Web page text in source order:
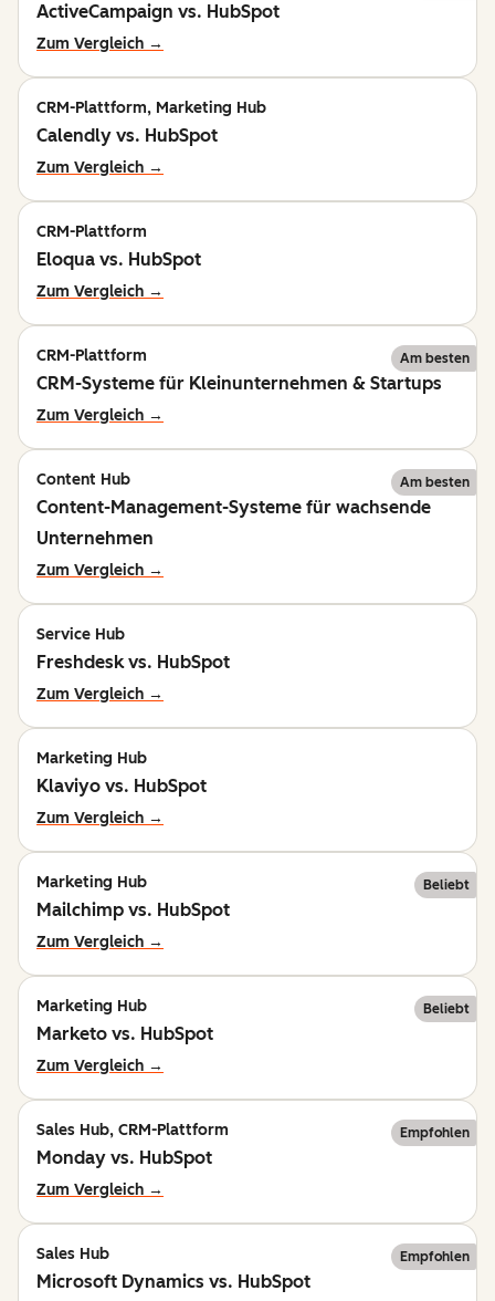
ActiveCampaign vs. HubSpot
Zum Vergleich →
CRM-Plattform, Marketing Hub
Calendly vs. HubSpot
Zum Vergleich →
CRM-Plattform
Eloqua vs. HubSpot
Zum Vergleich →
CRM-Plattform Am besten
CRM-Systeme für Kleinunternehmen & Startups
Zum Vergleich →
Content Hub Am besten
Content-Management-Systeme für wachsende
Unternehmen
Zum Vergleich →
Service Hub
Freshdesk vs. HubSpot
Zum Vergleich →
Marketing Hub
Klaviyo vs. HubSpot
Zum Vergleich →
Marketing Hub Beliebt
Mailchimp vs. HubSpot
Zum Vergleich →
Marketing Hub Beliebt
Marketo vs. HubSpot
Zum Vergleich →
Sales Hub, CRM-Plattform Empfohlen
Monday vs. HubSpot
Zum Vergleich →
Sales Hub Empfohlen
Microsoft Dynamics vs. HubSpot